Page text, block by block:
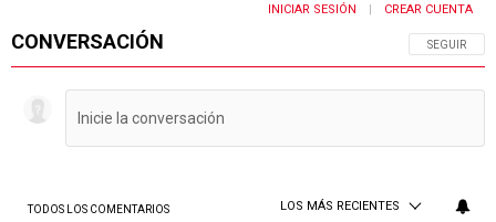
CONVERSACIÓN SIGA ESTA
SEGUIR
INICIAR SESIÓN CREAR CUENTA
TODOS LOS COMENTARIOS LOS MÁS RECIENTES